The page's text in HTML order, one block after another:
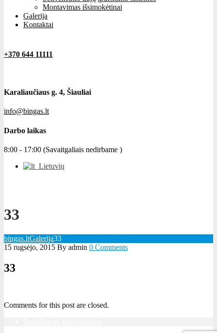
Montavimas išsimokėtinai
Galerija
Kontaktai
+370 644 11111
Karaliaučiaus g. 4, Šiauliai
info@bingas.lt
Darbo laikas
8:00 - 17:00 (Savaitgaliais nedirbame )
Lietuvių
33
bingas.ltGalerija33
15 rugsėjo, 2015 By admin 0 Comments
33
Comments for this post are closed.